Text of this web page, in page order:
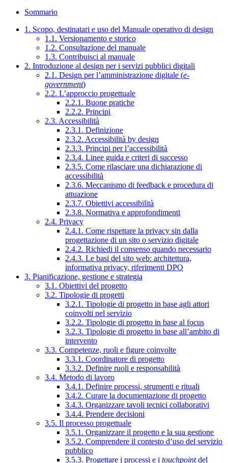
Sommario
1. Scopo, destinatari e uso del Manuale operativo di design
1.1. Versionamento e storico
1.2. Consultazione del manuale
1.3. Contribuisci al manuale
2. Introduzione al design per i servizi pubblici digitali
2.1. Design per l’amministrazione digitale (e-
government)
2.2. L’approccio progettuale
2.2.1. Buone pratiche
2.2.2. Principi
2.3. Accessibilità
2.3.1. Definizione
2.3.2. Accessibilità by design
2.3.3. Principi per l’accessibilità
2.3.4. Linee guida e criteri di successo
2.3.5. Come rilasciare una dichiarazione di
accessibilità
2.3.6. Meccanismo di feedback e procedura di
attuazione
2.3.7. Obiettivi accessibilità
2.3.8. Normativa e approfondimenti
2.4. Privacy
2.4.1. Come rispettare la privacy sin dalla
progettazione di un sito o servizio digitale
2.4.2. Richiedi il consenso quando necessario
2.4.3. Le basi del sito web: architettura,
informativa privacy, riferimenti DPO
3. Pianificazione, gestione e strategia
3.1. Obiettivi del progetto
3.2. Tipologie di progetti
3.2.1. Tipologie di progetto in base agli attori
coinvolti nel servizio
3.2.2. Tipologie di progetto in base al focus
3.2.3. Tipologie di progetto in base all’ambito di
intervento
3.3. Competenze, ruoli e figure coinvolte
3.3.1. Coordinatore di progetto
3.3.2. Definire ruoli e responsabilità
3.4. Metodo di lavoro
3.4.1. Definire processi, strumenti e rituali
3.4.2. Curare la documentazione di progetto
3.4.3. Organizzare tavoli tecnici collaborativi
3.4.4. Prendere decisioni
3.5. Il processo progettuale
3.5.1. Organizzare il progetto e la sua gestione
3.5.2. Comprendere il contesto d’uso del servizio
pubblico
3.5.3. Progettare i processi e i touchpointdel